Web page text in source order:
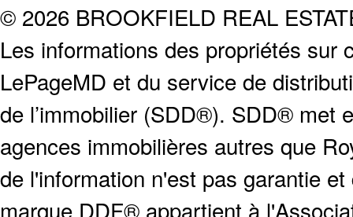
© 2026 BROOKFIELD REAL
Les informations des propriétés sur
LePageMD et du service de
de l’immobilier (SDD®). SDD® met
agences immobilières autres que
de l'information n'est pas garantie
marque DDF® appartient à